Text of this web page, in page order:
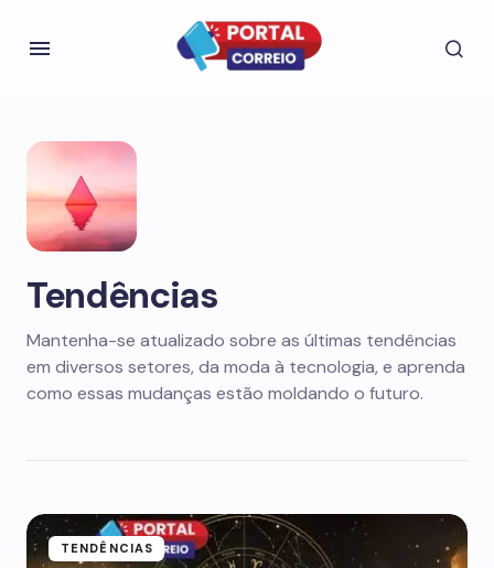
Tendências
Mantenha-se atualizado sobre as últimas tendências
em diversos setores, da moda à tecnologia, e aprenda
como essas mudanças estão moldando o futuro.
TENDÊNCIAS